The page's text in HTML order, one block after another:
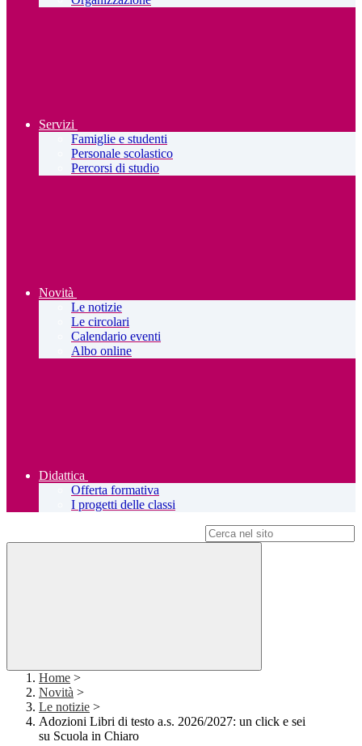
Servizi
Famiglie e studenti
Personale scolastico
Percorsi di studio
Novità
Le notizie
Le circolari
Calendario eventi
Albo online
Didattica
Offerta formativa
I progetti delle classi
Home >
Novità >
Le notizie >
Adozioni Libri di testo a.s. 2026/2027: un click e sei
su Scuola in Chiaro